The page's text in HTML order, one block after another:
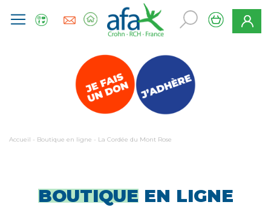
Accueil - Boutique en ligne - La Cordée du Mont Rose
BOUTIQUEEN LIGNE